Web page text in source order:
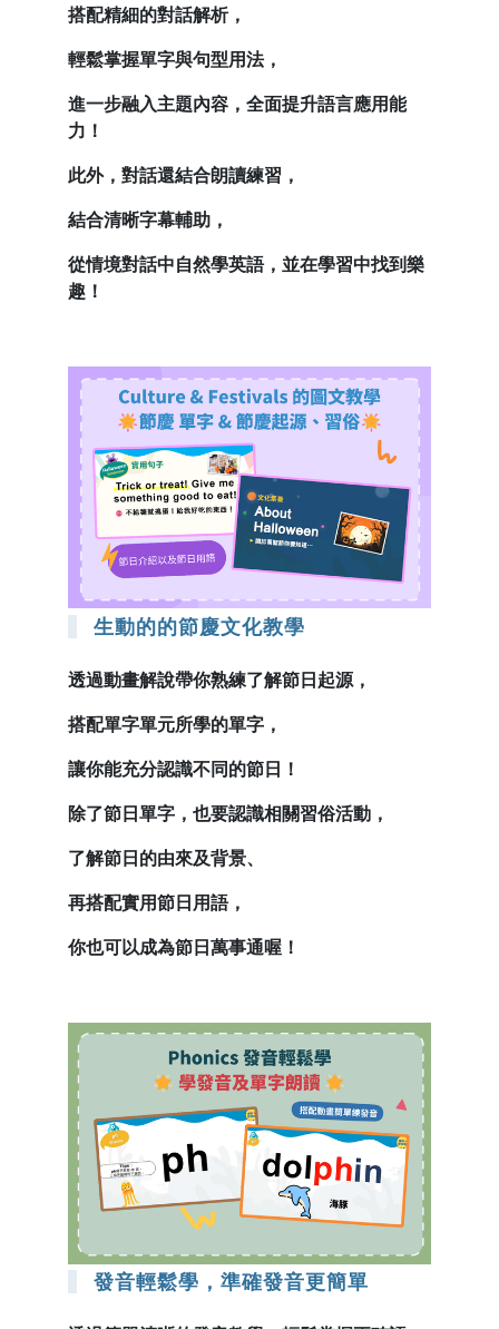
搭配精細的對話解析，
輕鬆掌握單字與句型用法，
進一步融入主題內容，全面提升語言應用能
力！
此外，對話還結合朗讀練習，
結合清晰字幕輔助，
從情境對話中自然學英語，並在學習中找到樂
趣！
生動的的節慶文化教學
透過動畫解說帶你熟練了解節日起源，
搭配單字單元所學的單字，
讓你能充分認識不同的節日！
除了節日單字，也要認識相關習俗活動，
了解節日的由來及背景、
再搭配實用節日用語，
你也可以成為節日萬事通喔！
發音輕鬆學，準確發音更簡單